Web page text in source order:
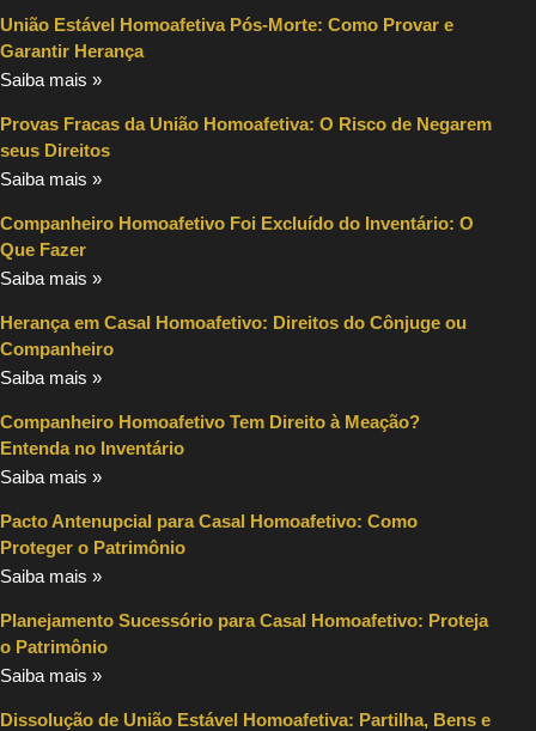
União Estável Homoafetiva Pós-Morte: Como Provar e
Garantir Herança
Saiba mais »
Provas Fracas da União Homoafetiva: O Risco de Negarem
seus Direitos
Saiba mais »
Companheiro Homoafetivo Foi Excluído do Inventário: O
Que Fazer
Saiba mais »
Herança em Casal Homoafetivo: Direitos do Cônjuge ou
Companheiro
Saiba mais »
Companheiro Homoafetivo Tem Direito à Meação?
Entenda no Inventário
Saiba mais »
Pacto Antenupcial para Casal Homoafetivo: Como
Proteger o Patrimônio
Saiba mais »
Planejamento Sucessório para Casal Homoafetivo: Proteja
o Patrimônio
Saiba mais »
Dissolução de União Estável Homoafetiva: Partilha, Bens e